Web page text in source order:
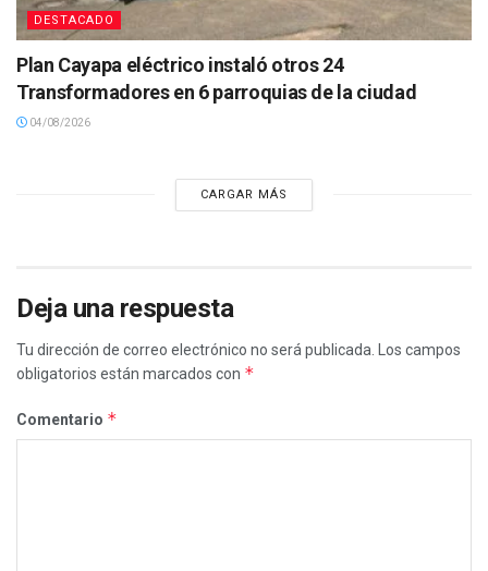
DESTACADO
Plan Cayapa eléctrico instaló otros 24
Transformadores en 6 parroquias de la ciudad
04/08/2026
CARGAR MÁS
Deja una respuesta
Tu dirección de correo electrónico no será publicada.
Los campos
obligatorios están marcados con *
Comentario *